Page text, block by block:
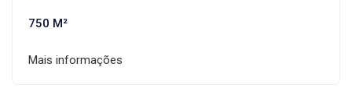
750 M²
Mais informações